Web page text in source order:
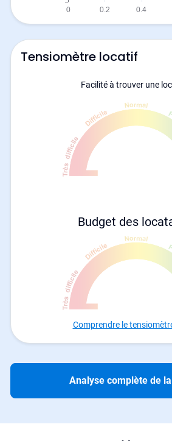
Tensiomètre locatif
Facilité à trouver une
Budget des
Comprendre le
Analyse complète de